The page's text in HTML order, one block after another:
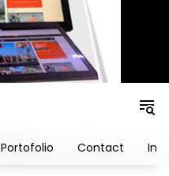
Portofolio Contact